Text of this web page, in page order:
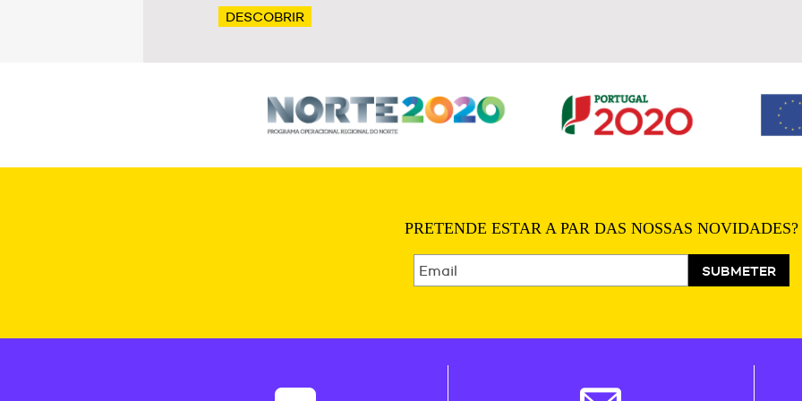
DESCOBRIR
PRETENDE ESTAR A PAR DAS NOSSAS NOVIDADES?
SUBMETER